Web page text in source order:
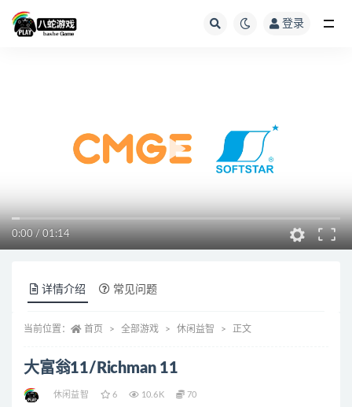
登录
0:00 / 01:14
详情介绍 常见问题
当前位置： 首页 全部游戏 休闲益智 正文
大富翁11/Richman 11
休闲益智 6 10.6K 70